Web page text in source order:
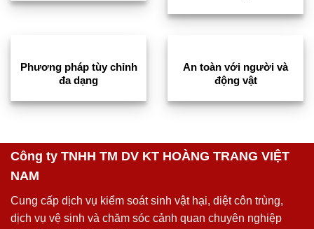
Phương pháp tùy chỉnh
đa dạng
An toàn với người và
động vật
Công ty TNHH TM DV KT HOÀNG TRANG VIỆT
NAM
Cung cấp dịch vụ kiểm soát sinh vật hại, diệt côn trùng,
dịch vụ vệ sinh và chăm sóc cảnh quan chuyên nghiệp